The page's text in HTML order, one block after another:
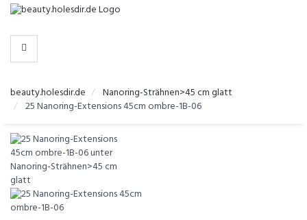
-
KATEGORIEN
beauty.holesdir.de
Nanoring-Strähnen>45 cm glatt
25 Nanoring-Extensions 45cm ombre-1B-06